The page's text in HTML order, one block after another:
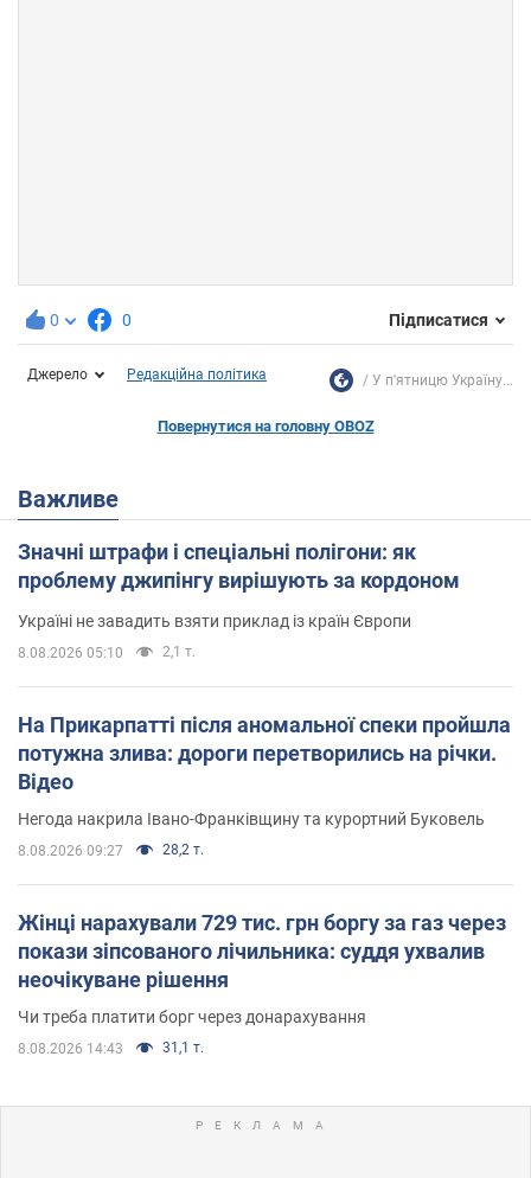
0 0 Підписатися
Джерело Редакційна політика У п'ятницю Україну...
Повернутися на головну OBOZ
Важливе
Значні штрафи і спеціальні полігони: як
проблему джипінгу вирішують за кордоном
Україні не завадить взяти приклад із країн Європи
8.08.2026 05:10 2,1 т.
На Прикарпатті після аномальної спеки пройшла
потужна злива: дороги перетворились на річки.
Відео
Негода накрила Івано-Франківщину та курортний Буковель
8.08.2026 09:27 28,2 т.
Жінці нарахували 729 тис. грн боргу за газ через
покази зіпсованого лічильника: суддя ухвалив
неочікуване рішення
Чи треба платити борг через донарахування
8.08.2026 14:43 31,1 т.